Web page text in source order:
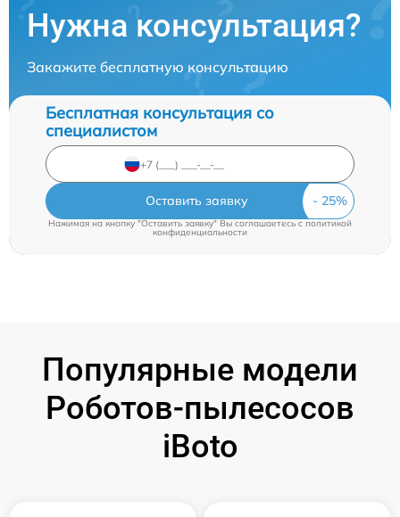
Нужна консультация?
Закажите бесплатную консультацию
Бесплатная консультация со
специалистом
Оставить заявку
Нажимая на кнопку "Оставить заявку" Вы соглашаетесь c политикой
конфиденциальности
Популярные модели
Роботов-пылесосов
iBoto